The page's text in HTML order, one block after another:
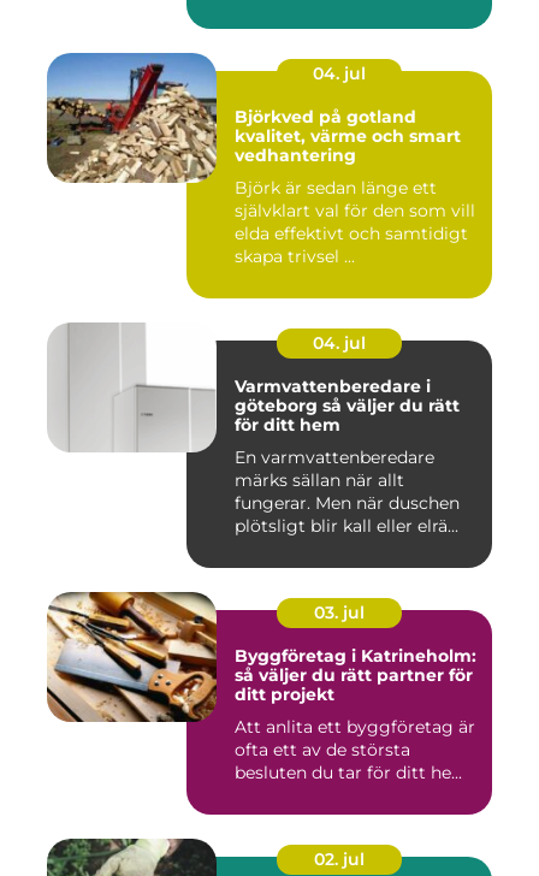
04. jul
Björkved på gotland
kvalitet, värme och smart
vedhantering
Björk är sedan länge ett
självklart val för den som vill
elda effektivt och samtidigt
skapa trivsel ...
04. jul
Varmvattenberedare i
göteborg så väljer du rätt
för ditt hem
En varmvattenberedare
märks sällan när allt
fungerar. Men när duschen
plötsligt blir kall eller elrä...
03. jul
Byggföretag i Katrineholm:
så väljer du rätt partner för
ditt projekt
Att anlita ett byggföretag är
ofta ett av de största
besluten du tar för ditt he...
02. jul